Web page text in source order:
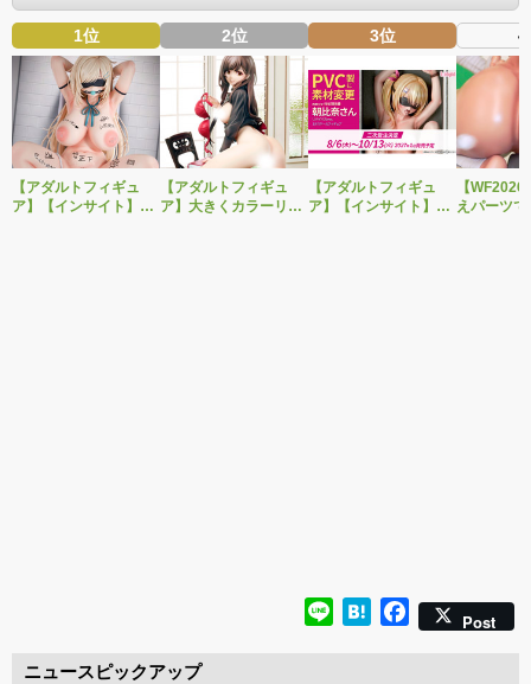
1位
【アダルトフィギュ
ア】【インサイト】肉
2位
【アダルトフィギュ
ア】大きくカラーリン
3位
【アダルトフィギュ
ア】【インサイト】
4
【
えパーツ
Line HatenaFacebook
Post
ニュースピックアップ